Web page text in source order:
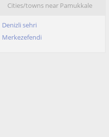
Cities/towns near Pamukkale
Denizli sehri
Merkezefendi